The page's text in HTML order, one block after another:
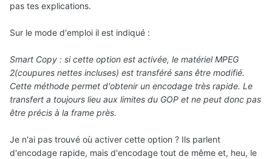
pas tes explications.
Sur le mode d'emploi il est indiqué :
Smart Copy : si cette option est activée, le matériel MPEG
2(coupures nettes incluses) est transféré sans être modifié.
Cette méthode permet d'obtenir un encodage très rapide. Le
transfert a toujours lieu aux limites du GOP et ne peut donc pas
être précis à la frame près.
Je n'ai pas trouvé où activer cette option ? Ils parlent
d'encodage rapide, mais d'encodage tout de même et, heu, le